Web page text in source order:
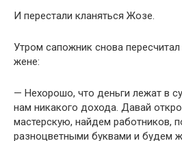
И перестали кланяться Жозе.
Утром сапожник снова
жене:
— Нехорошо, что деньги лежат в
нам никакого дохода. Давай
мастерскую, найдем работников,
разноцветными буквами и будем